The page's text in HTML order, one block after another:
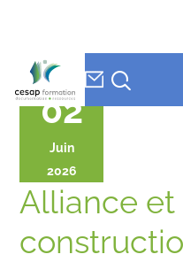
Accueil»
renforcer les liens entre
02
Juin
2026
Alliance et